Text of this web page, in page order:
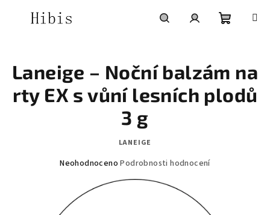
košík
Laneige – Noční balzám na
rty EX s vůní lesních plodů
3 g
LANEIGE
Průměrné
produktu
0,0
Neohodnoceno Podrobnosti hodnocení